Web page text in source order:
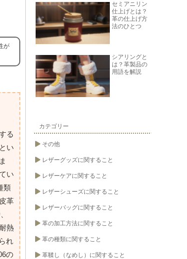
が
る
い
い
類
革
熱
れ
の
セミアニリン
仕上げとは？
革の仕上げ方
法のひとつ
シアリングと
は？革製品の
用語を解説
カテゴリー
その他
レザーグッズに関すること
レザーケアに関すること
レザーシューズに関すること
レザーバッグに関すること
革の加工方法に関すること
革の種類に関すること
革鞣し（なめし）に関すること